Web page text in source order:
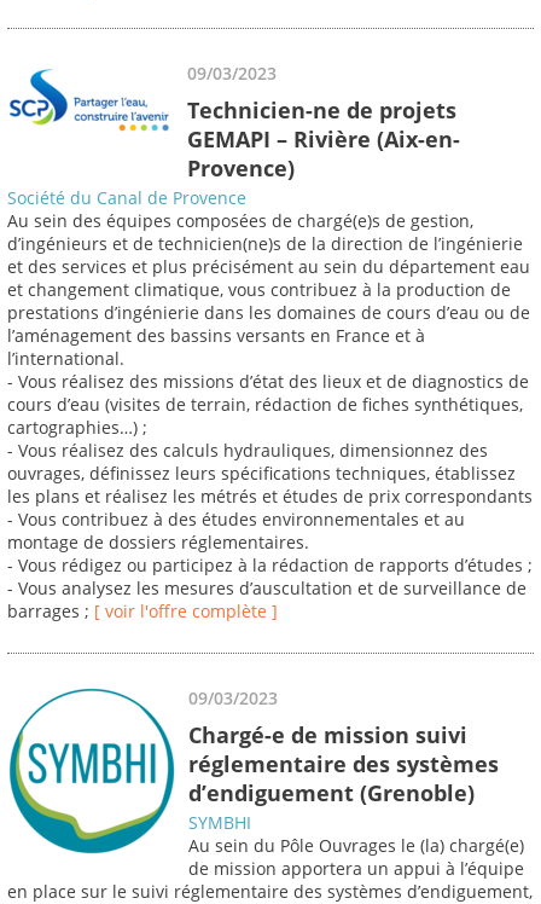
09/03/2023
Technicien-ne de projets
GEMAPI – Rivière (Aix-en-
Provence)
Société du Canal de Provence
Au sein des équipes composées de chargé(e)s de gestion,
d’ingénieurs et de technicien(ne)s de la direction de l’ingénierie
et des services et plus précisément au sein du département eau
et changement climatique, vous contribuez à la production de
prestations d’ingénierie dans les domaines de cours d’eau ou de
l’aménagement des bassins versants en France et à
l’international.
- Vous réalisez des missions d’état des lieux et de diagnostics de
cours d’eau (visites de terrain, rédaction de fiches synthétiques,
cartographies…) ;
- Vous réalisez des calculs hydrauliques, dimensionnez des
ouvrages, définissez leurs spécifications techniques, établissez
les plans et réalisez les métrés et études de prix correspondants
- Vous contribuez à des études environnementales et au
montage de dossiers réglementaires.
- Vous rédigez ou participez à la rédaction de rapports d’études ;
- Vous analysez les mesures d’auscultation et de surveillance de
barrages ; [ voir l'offre complète ]
09/03/2023
Chargé-e de mission suivi
réglementaire des systèmes
d’endiguement (Grenoble)
SYMBHI
Au sein du Pôle Ouvrages le (la) chargé(e)
de mission apportera un appui à l’équipe
en place sur le suivi réglementaire des systèmes d’endiguement,